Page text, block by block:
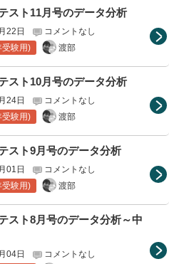
スト11月号のデータ分析
22日
コメントなし
受験用)
渡部
スト10月号のデータ分析
24日
コメントなし
受験用)
渡部
スト9月号のデータ分析
01日
コメントなし
受験用)
渡部
スト8月号のデータ分析～中
04日
コメントなし